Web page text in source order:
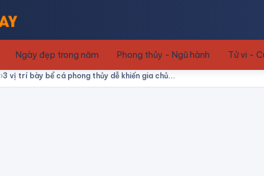
Ngày đẹp trong năm Phong thủy - Ngũ hành Tử vi -
3 vị trí bày bể cá phong thủy dễ khiến gia chủ...